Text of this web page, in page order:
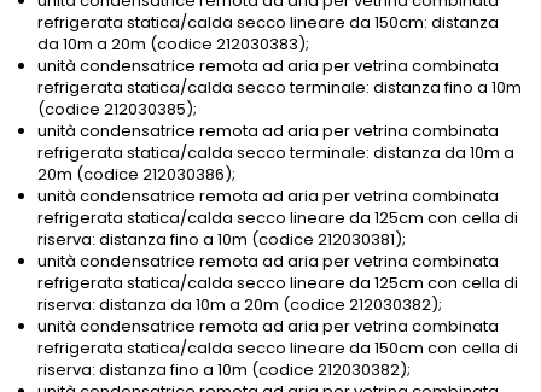
refrigerata statica/calda secco lineare da 150cm: distanza
da 10m a 20m (codice 212030383);
unità condensatrice remota ad aria per vetrina combinata
refrigerata statica/calda secco terminale: distanza fino a 10m
(codice 212030385);
unità condensatrice remota ad aria per vetrina combinata
refrigerata statica/calda secco terminale: distanza da 10m a
20m (codice 212030386);
unità condensatrice remota ad aria per vetrina combinata
refrigerata statica/calda secco lineare da 125cm con cella di
riserva: distanza fino a 10m (codice 212030381);
unità condensatrice remota ad aria per vetrina combinata
refrigerata statica/calda secco lineare da 125cm con cella di
riserva: distanza da 10m a 20m (codice 212030382);
unità condensatrice remota ad aria per vetrina combinata
refrigerata statica/calda secco lineare da 150cm con cella di
riserva: distanza fino a 10m (codice 212030382);